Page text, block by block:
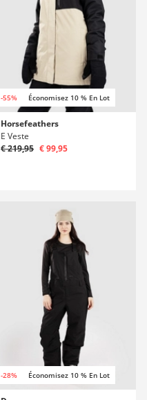
-55% Économisez 10 % En Lot
Horsefeathers
E Veste
€ 219,95 € 99,95
-28% Économisez 10 % En Lot